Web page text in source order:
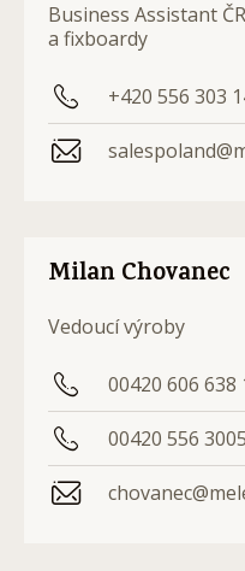
Business Assistant
a fixboardy
+420 556 303
Milan Chovanec
Vedoucí výroby
00420 606 638
00420 556